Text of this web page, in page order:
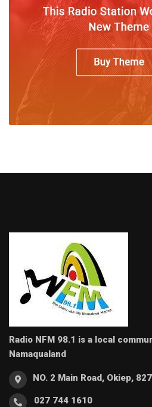
Radio NFM 98.1 is a local
Namaqualand
NO. 2 Main Road, Okiep,
027 744 1610